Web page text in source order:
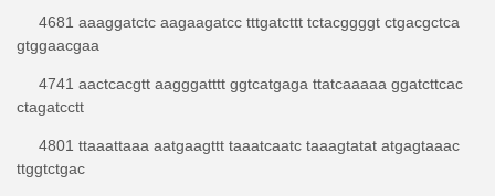
4681 aaaggatctc aagaagatcc tttgatcttt tctacggggt ctgacgctca
gtggaacgaa
4741 aactcacgtt aagggatttt ggtcatgaga ttatcaaaaa ggatcttcac
ctagatcctt
4801 ttaaattaaa aatgaagttt taaatcaatc taaagtatat atgagtaaac
ttggtctgac